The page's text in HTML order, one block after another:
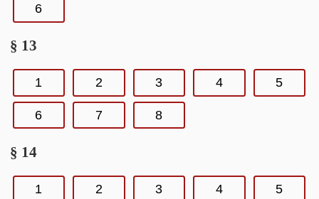
6
§ 13
1 2 3 4 5
6 7 8
§ 14
1 2 3 4 5